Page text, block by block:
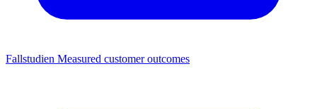
Fallstudien Measured customer outcomes